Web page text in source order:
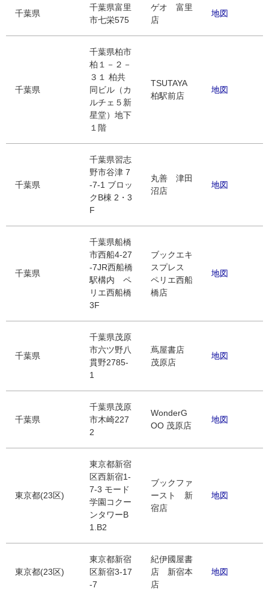
千葉県
千葉県富里
市七栄575
ゲオ 富里
店
地図
千葉県
千葉県柏市
柏１－２－
３１ 柏共
同ビル（カ
ルチェ５新
星堂）地下
１階
TSUTAYA
柏駅前店
地図
千葉県
千葉県習志
野市谷津 7
-7-1 ブロッ
クB棟 2・3
F
丸善 津田
沼店
地図
千葉県
千葉県船橋
市西船4-27
-7JR西船橋
駅構内 ペ
リエ西船橋
3F
ブックエキ
スプレス
ペリエ西船
橋店
地図
千葉県
千葉県茂原
市六ツ野八
貫野2785-
1
蔦屋書店
茂原店
地図
千葉県
千葉県茂原
市木崎227
2
WonderG
OO 茂原店
地図
東京都(23区)
東京都新宿
区西新宿1-
7-3 モード
学園コクー
ンタワーB
1.B2
ブックファ
ースト 新
宿店
地図
東京都(23区)
東京都新宿
区新宿3-17
-7
紀伊國屋書
店 新宿本
店
地図